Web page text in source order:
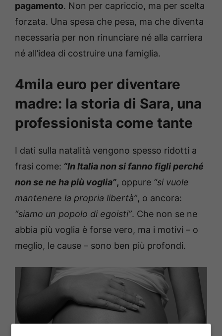
pagamento. Non per capriccio, ma per scelta
forzata. Una spesa che pesa, ma che diventa
necessaria per non rinunciare né alla carriera
né all’idea di costruire una famiglia.
4mila euro per diventare
madre: la storia di Sara, una
professionista come tante
I dati sulla natalità vengono spesso ridotti a
frasi come: “In Italia non si fanno figli perché
non se ne ha più voglia”, oppure “si vuole
mantenere la propria libertà”, o ancora:
“siamo un popolo di egoisti”. Che non se ne
abbia più voglia è forse vero, ma i motivi – o
meglio, le cause – sono ben più profondi.